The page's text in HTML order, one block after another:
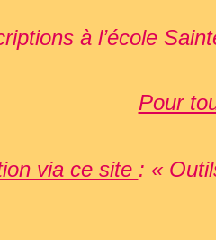
à l’école
Pour
via ce site : «